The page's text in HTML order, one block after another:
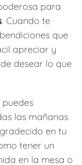
para
. Cuando te
que
apreciar y
desear lo que
puedes
las mañanas
en tu
tener un
en la mesa o